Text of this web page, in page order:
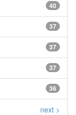
40
37
37
37
36
next >